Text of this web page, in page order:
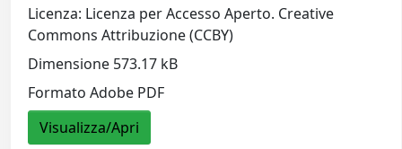
Licenza: Licenza per Accesso Aperto. Creative
Commons Attribuzione (CCBY)
Dimensione 573.17 kB
Formato Adobe PDF
Visualizza/Apri